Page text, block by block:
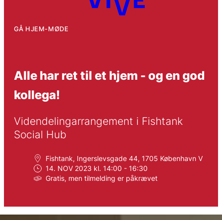
GÅ HJEM-MØDE
Alle har ret til et hjem - og en god
kollega!
Videndelingarrangement i Fishtank
Social Hub
Fishtank, Ingerslevsgade 44, 1705 København V
14. NOV 2023 kl. 14:00 - 16:30
Gratis, men tilmelding er påkrævet